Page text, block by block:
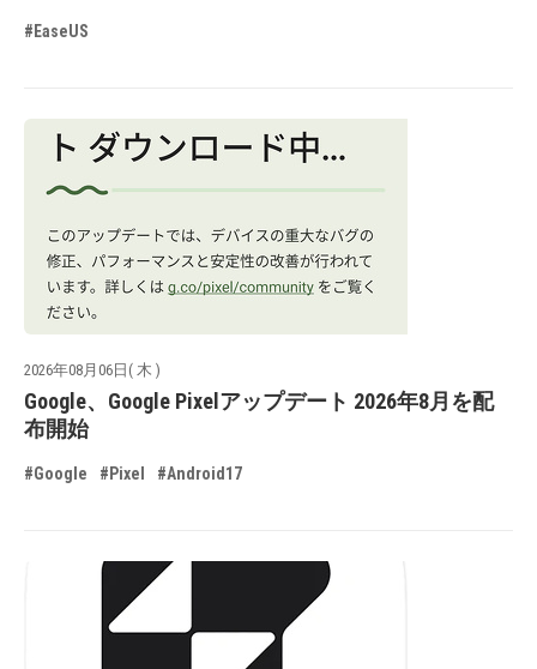
#EaseUS
2026年08月06日( 木 )
Google、Google Pixelアップデート 2026年8月を配
布開始
#Google #Pixel #Android17